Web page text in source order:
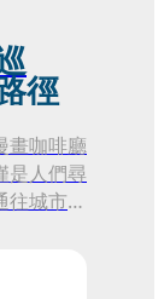
徑
畫咖啡廳
是人們尋
城市文